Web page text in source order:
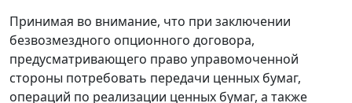
Принимая во внимание, что при заключении
безвозмездного опционного договора,
предусматривающего право управомоченной
стороны потребовать передачи ценных бумаг,
операций по реализации ценных бумаг, а также